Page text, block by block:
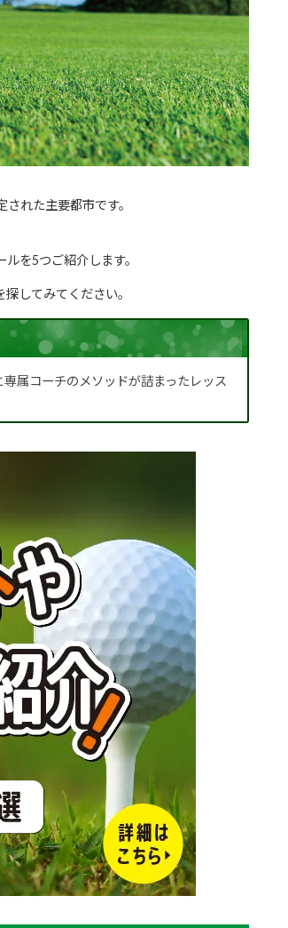
れた主要都市です。
を5つご紹介します。
してみてください。
専属コーチのメソッドが詰まったレッス